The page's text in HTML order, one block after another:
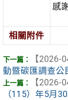
感
相關附件
【2026-
動暨碳匯調查公
【2026-
（115）年5月